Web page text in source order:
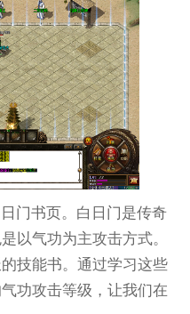
门书页。白日门是传奇
以气功为主攻击方式。
技能书。通过学习这些
功攻击等级，让我们在